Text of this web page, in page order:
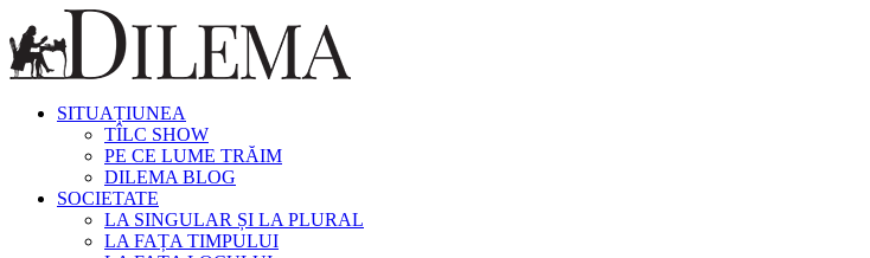
SITUAȚIUNEA
TÎLC SHOW
PE CE LUME TRĂIM
DILEMA BLOG
SOCIETATE
LA SINGULAR ȘI LA PLURAL
LA FAȚA TIMPULUI